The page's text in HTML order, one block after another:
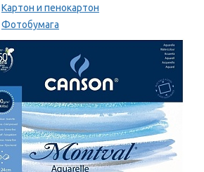
Картон и пенокартон
Фотобумага